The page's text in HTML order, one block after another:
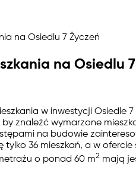
na Osiedlu 7 Życzeń
na Osiedlu
w inwestycji Osiedle 7
znaleźć wymarzone
na budowie
tylko 36 mieszkań, a w
o ponad 60 m2 mają